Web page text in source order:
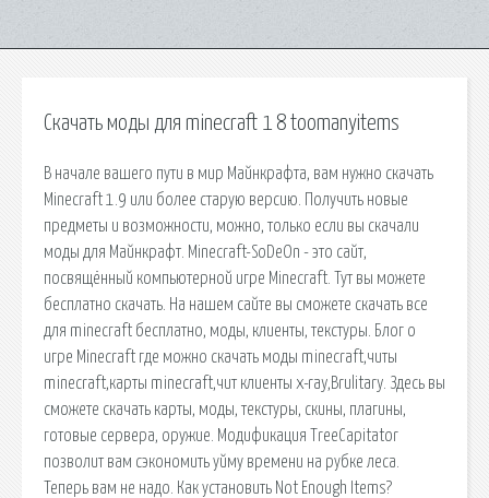
Скачать моды для minecraft 1 8 toomanyitems
В начале вашего пути в мир Майнкрафта, вам нужно скачать
Minecraft 1.9 или более старую версию. Получить новые
предметы и возможности, можно, только если вы скачали
моды для Майнкрафт. Minecraft-SoDeOn - это сайт,
посвящённый компьютерной игре Minecraft. Тут вы можете
бесплатно скачать. На нашем сайте вы сможете скачать все
для minecraft бесплатно, моды, клиенты, текстуры. Блог о
игре Minecraft где можно скачать моды minecraft,читы
minecraft,карты minecraft,чит клиенты x-ray,Brulitary. Здесь вы
сможете скачать карты, моды, текстуры, скины, плагины,
готовые сервера, оружие. Модификация TreeCapitator
позволит вам сэкономить уйму времени на рубке леса.
Теперь вам не надо. Как установить Not Enough Items?